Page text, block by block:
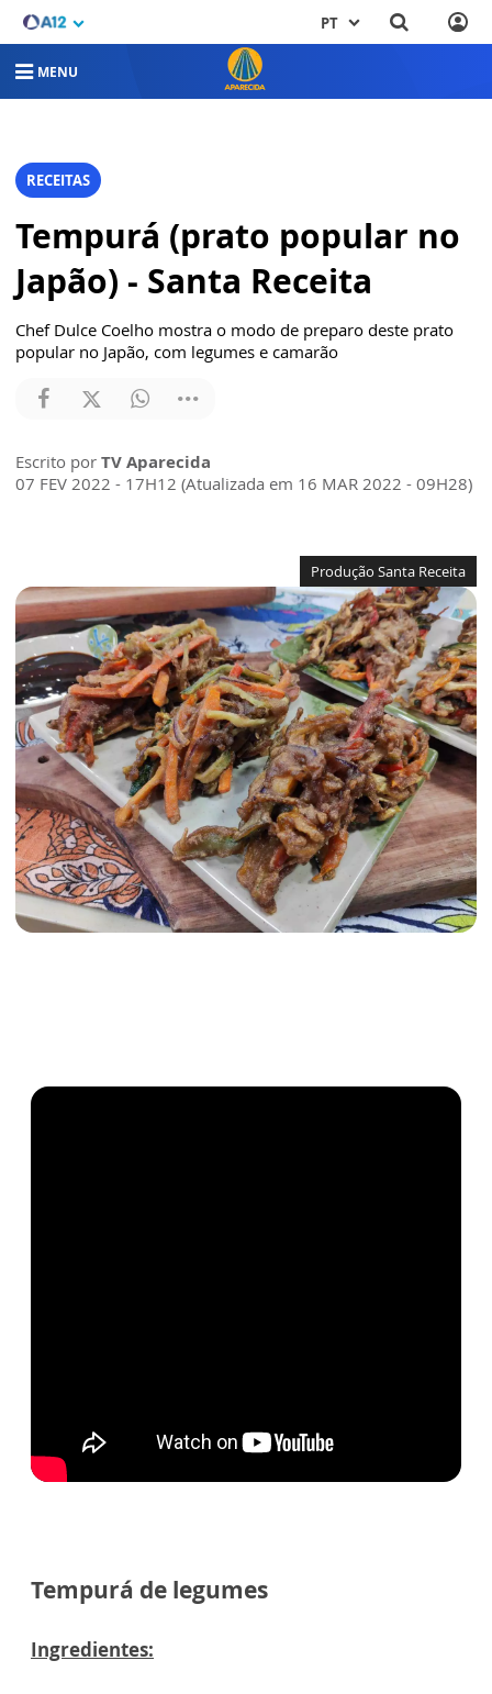
PT
MENU
RECEITAS
Tempurá (prato popular no
Japão) - Santa Receita
Chef Dulce Coelho mostra o modo de preparo deste prato
popular no Japão, com legumes e camarão
Escrito por TV Aparecida
07 FEV 2022 - 17H12 (Atualizada em 16 MAR 2022 - 09H28)
Produção Santa Receita
Tempurá de legumes
Ingredientes: